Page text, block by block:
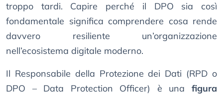
troppo tardi. Capire perché il DPO sia così
fondamentale significa comprendere cosa rende
davvero resiliente un’organizzazione
nell’ecosistema digitale moderno.
Il Responsabile della Protezione dei Dati (RPD o
DPO – Data Protection Officer) è una figura